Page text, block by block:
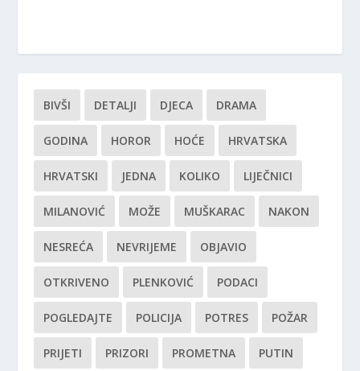
BIVŠI DETALJI DJECA DRAMA
GODINA HOROR HOĆE HRVATSKA
HRVATSKI JEDNA KOLIKO LIJEČNICI
MILANOVIĆ MOŽE MUŠKARAC NAKON
NESREĆA NEVRIJEME OBJAVIO
OTKRIVENO PLENKOVIĆ PODACI
POGLEDAJTE POLICIJA POTRES POŽAR
PRIJETI PRIZORI PROMETNA PUTIN